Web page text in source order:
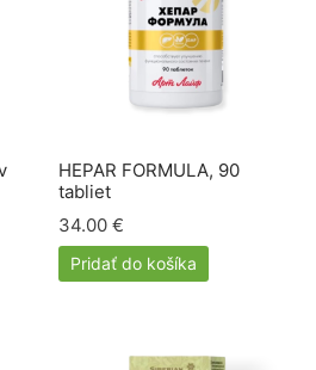
HEPAR FORMULA, 90
tabliet
34.00 €
Pridať do košíka